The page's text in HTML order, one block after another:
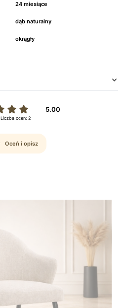
24 miesiące
dąb naturalny
okrągły
5.00
Liczba ocen: 2
Oceń i opisz